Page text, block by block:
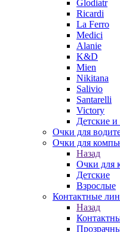
Glodiatr
Ricardi
La Ferro
Medici
Alanie
K&D
Mien
Nikitana
Salivio
Santarelli
Victory
Детские
Очки для
Очки для
Назад
Очки для
Детские
Взрослые
Контактные
Назад